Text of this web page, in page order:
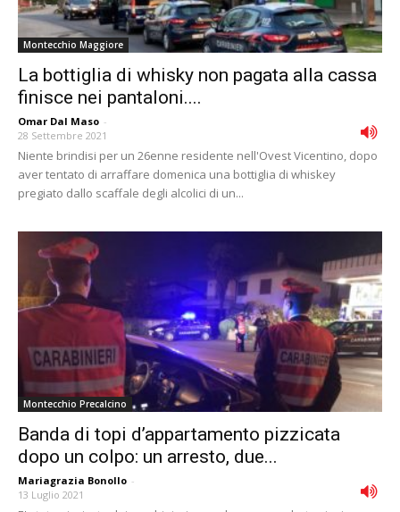
Montecchio Maggiore
La bottiglia di whisky non pagata alla cassa
finisce nei pantaloni....
Omar Dal Maso -
28 Settembre 2021
Niente brindisi per un 26enne residente nell'Ovest Vicentino, dopo
aver tentato di arraffare domenica una bottiglia di whiskey
pregiato dallo scaffale degli alcolici di un...
Montecchio Precalcino
Banda di topi d’appartamento pizzicata
dopo un colpo: un arresto, due...
Mariagrazia Bonollo -
13 Luglio 2021